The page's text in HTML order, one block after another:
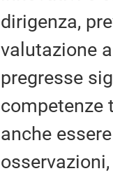
dirigenza,
valutazione
pregresse
competenze
anche